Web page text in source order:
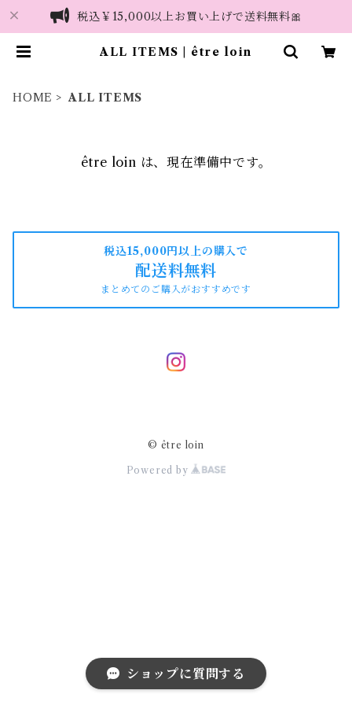
税込￥15,000以上お買い上げで送料無料🎀
ALL ITEMS | être loin
HOME ALL ITEMS
être loin は、現在準備中です。
税込15,000円以上の購入で
配送料無料
まとめてのご購入がおすすめです
© être loin
Powered by
ショップに質問する